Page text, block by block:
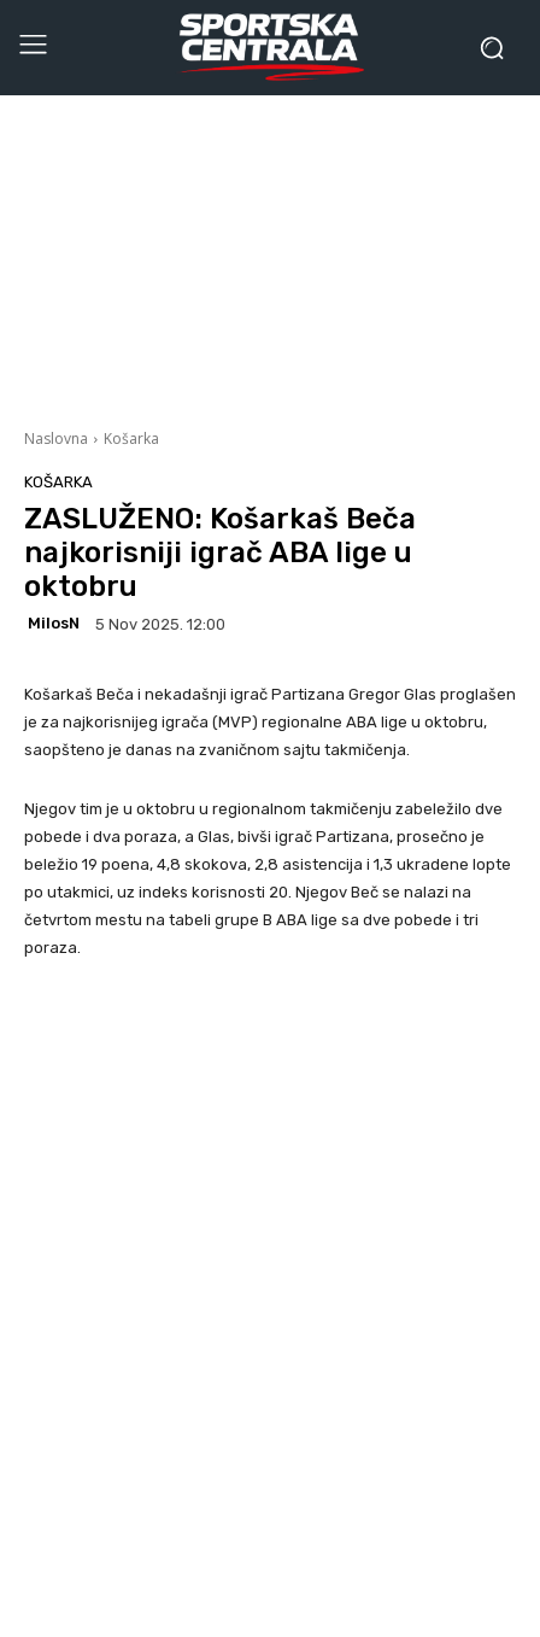
Naslovna Košarka
KOŠARKA
ZASLUŽENO: Košarkaš Beča
najkorisniji igrač ABA lige u
oktobru
MilosN 5 Nov 2025. 12:00
Košarkaš Beča i nekadašnji igrač Partizana Gregor Glas proglašen
je za najkorisnijeg igrača (MVP) regionalne ABA lige u oktobru,
saopšteno je danas na zvaničnom sajtu takmičenja.
Njegov tim je u oktobru u regionalnom takmičenju zabeležilo dve
pobede i dva poraza, a Glas, bivši igrač Partizana, prosečno je
beležio 19 poena, 4,8 skokova, 2,8 asistencija i 1,3 ukradene lopte
po utakmici, uz indeks korisnosti 20. Njegov Beč se nalazi na
četvrtom mestu na tabeli grupe B ABA lige sa dve pobede i tri
poraza.